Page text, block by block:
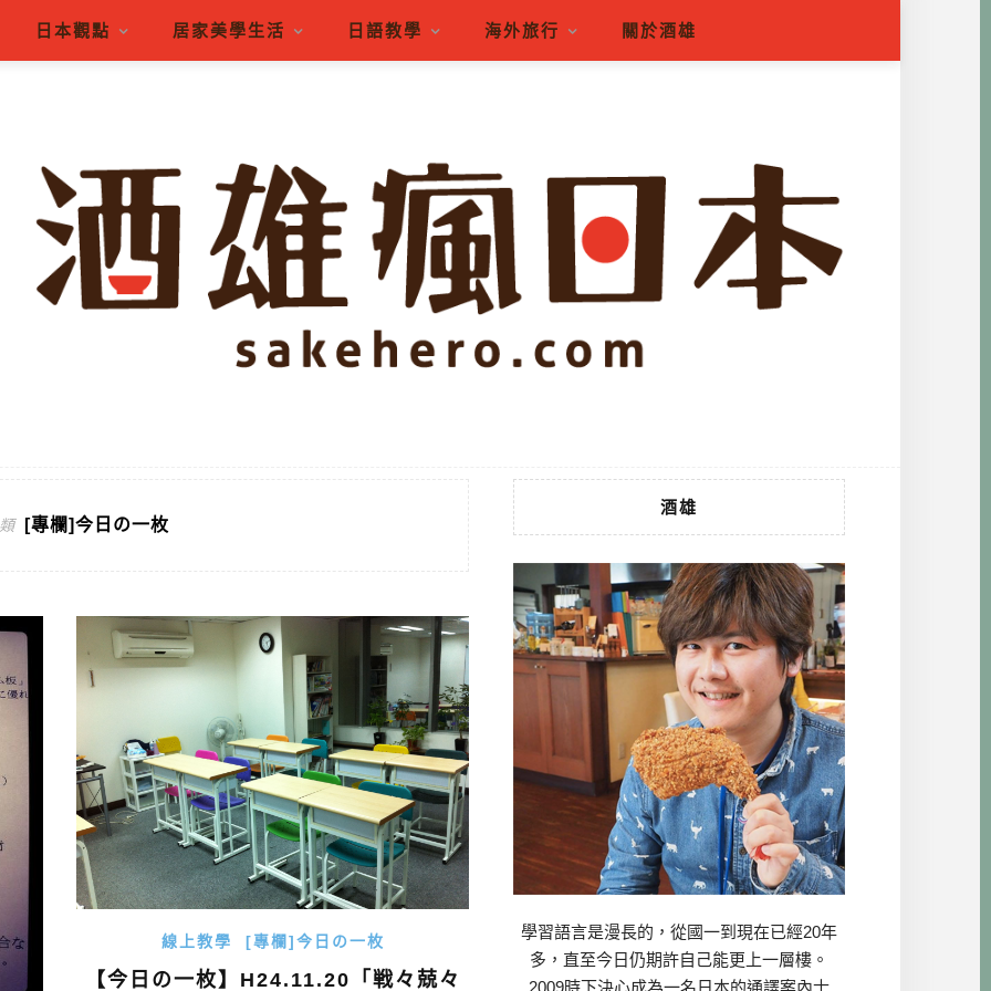
日本觀點 居家美學生活 日語教學 海外旅行 關於酒雄
[專欄]今日の一枚
線上教學 [專欄]今日の一枚
【今日の一枚】H24.11.20「戦々兢々
酒雄
學習語言是漫長的，從國一到現在已經20年
多，直至今日仍期許自己能更上一層樓。
2009時下決心成為一名日本的通譯案內士